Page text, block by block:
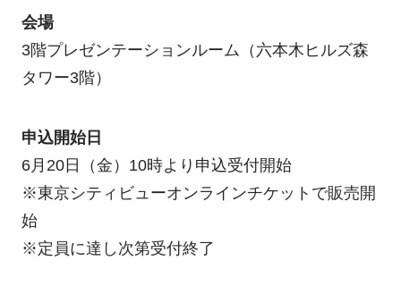
会場
3階プレゼンテーションルーム（六本木ヒルズ森
タワー3階）
申込開始日
6月20日（金）10時より申込受付開始
※東京シティビューオンラインチケットで販売開
始
※定員に達し次第受付終了